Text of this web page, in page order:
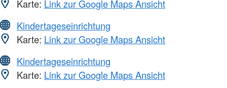
Karte: Link zur Google Maps Ansicht
Kindertageseinrichtung
Karte: Link zur Google Maps Ansicht
Kindertageseinrichtung
Karte: Link zur Google Maps Ansicht